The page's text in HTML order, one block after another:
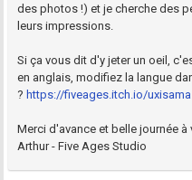
des photos !) et je cherche des
leurs impressions.
Si ça vous dit d'y jeter un oeil,
en anglais, modifiez la langue
? https://fiveages.itch.io/uxisama
Merci d'avance et belle journée à
Arthur - Five Ages Studio